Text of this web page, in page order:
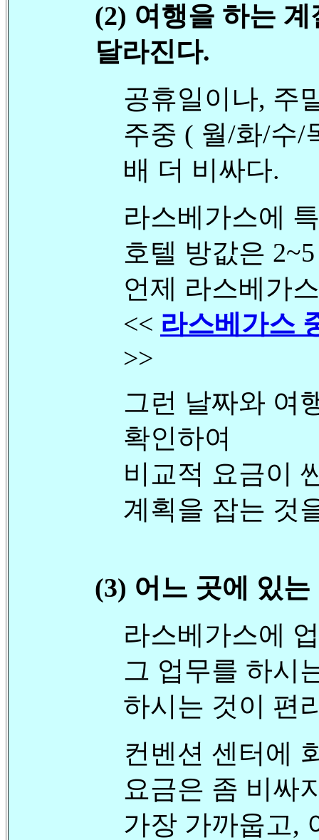
(2) 여행을 하는
달라진다.
공휴일이나, 주
주중 ( 월/화/수/
배 더 비싸다.
라스베가스에
호텔 방값은
언제 라스베가
<< 라스베가스
>>
그런 날짜와 여
확인하여
비교적 요금이
계획을 잡는 것
(3) 어느 곳에 있
라스베가스에
그 업무를 하시
하시는 것이 편
컨벤션 센터에
요금은 좀 비싸
가장 가까웁고,